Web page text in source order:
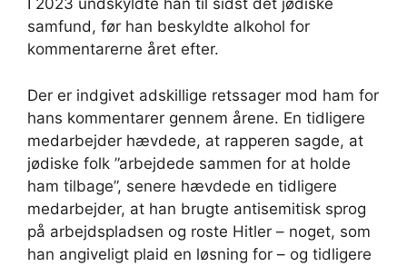
I 2023 undskyldte han til sidst det jødiske
samfund, før han beskyldte alkohol for
kommentarerne året efter.
Der er indgivet adskillige retssager mod ham for
hans kommentarer gennem årene. En tidligere
medarbejder hævdede, at rapperen sagde, at
jødiske folk ”arbejdede sammen for at holde
ham tilbage”, senere hævdede en tidligere
medarbejder, at han brugte antisemitisk sprog
på arbejdspladsen og roste Hitler – noget, som
han angiveligt plaid en løsning for – og tidligere